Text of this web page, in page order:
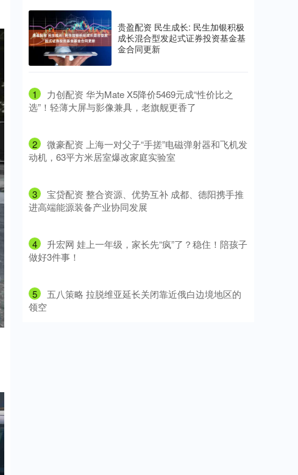
贵盈配资 民生成长: 民生加银积极
成长混合型发起式证券投资基金基
金合同更新
1
​力创配资 华为Mate X5降价5469元成“性价比之
选”！轻薄大屏与影像兼具，老旗舰更香了
2
​微豪配资 上海一对父子“手搓”电磁弹射器和飞机发
动机，63平方米居室爆改家庭实验室
3
​宝贷配资 整合资源、优势互补 成都、德阳携手推
进高端能源装备产业协同发展
4
​升宏网 娃上一年级，家长先“疯”了？稳住！陪孩子
做好3件事！
5
​五八策略 拉脱维亚延长关闭靠近俄白边境地区的
领空